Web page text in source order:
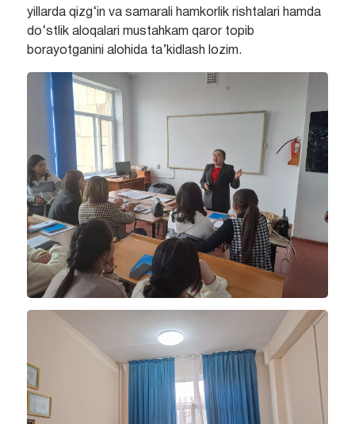
yillarda qizg‘in va samarali hamkorlik rishtalari hamda
do‘stlik aloqalari mustahkam qaror topib
borayotganini alohida ta’kidlash lozim.